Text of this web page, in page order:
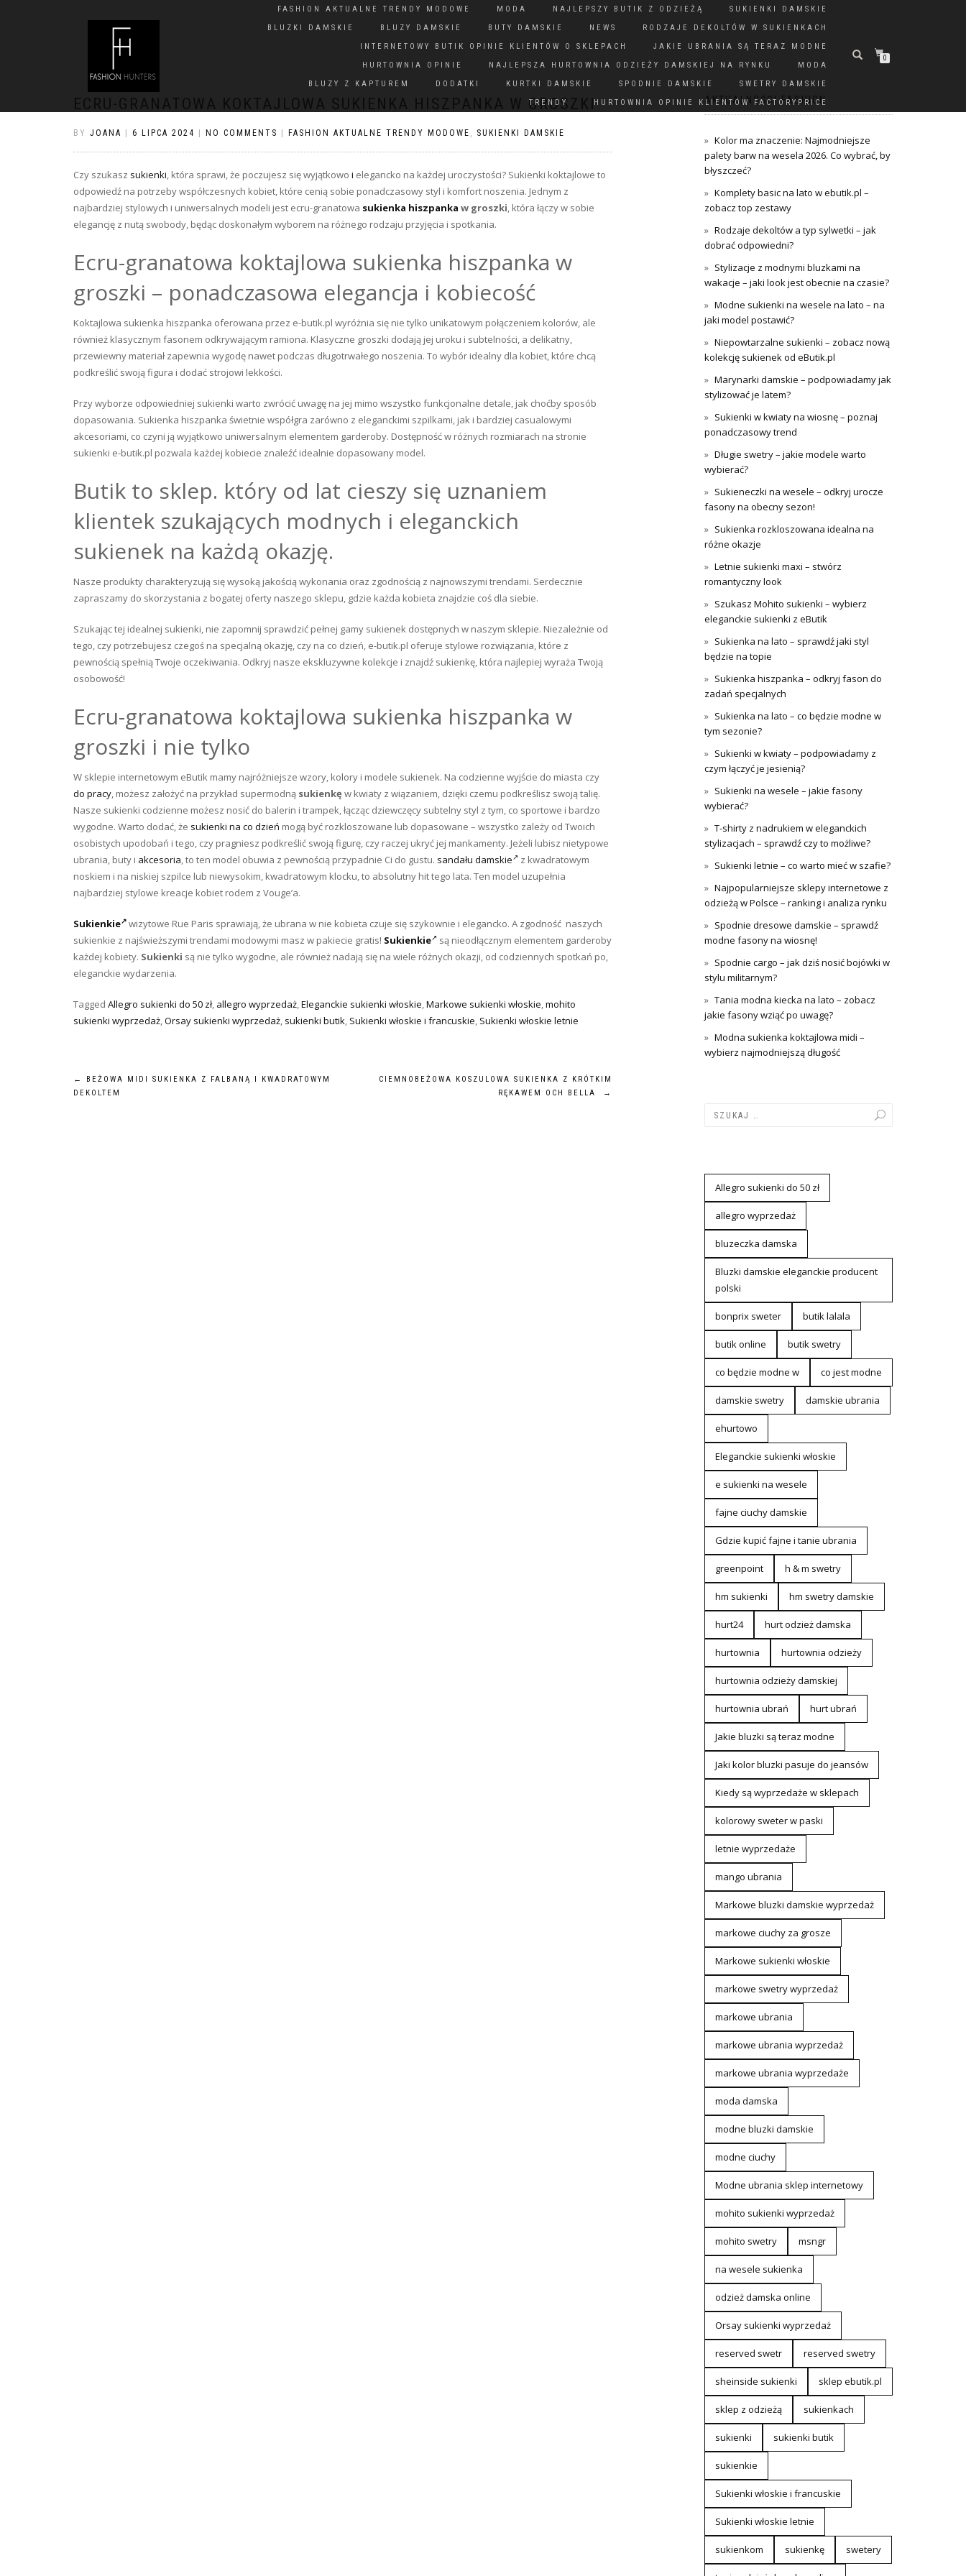
FASHION AKTUALNE TRENDY MODOWE MODA NAJLEPSZY BUTIK Z ODZIEŻĄ
SUKIENKI DAMSKIE
BLUZKI DAMSKIE
BLUZY DAMSKIE BUTY DAMSKIE NEWS
RODZAJE DEKOLTÓW W SUKIENKACH
INTERNETOWY BUTIK OPINIE KLIENTÓW O SKLEPACH
JAKIE UBRANIA SĄ TERAZ MODNE
HURTOWNIA OPINIE
NAJLEPSZA HURTOWNIA ODZIEŻY DAMSKIEJ NA RYNKU
MODA
BLUZY Z KAPTUREM
DODATKI KURTKI DAMSKIE SPODNIE DAMSKIE
SWETRY DAMSKIE
TRENDY
HURTOWNIA OPINIE KLIENTÓW FACTORYPRICE
0
ECRU-GRANATOWA KOKTAJLOWA SUKIENKA HISZPANKA W GROSZKI
BY JOANA 6 LIPCA 2024 NO COMMENTS FASHION AKTUALNE TRENDY MODOWE , SUKIENKI DAMSKIE
Czy szukasz sukienki, która sprawi, że poczujesz się wyjątkowo i elegancko na każdej uroczystości? Sukienki koktajlowe to
odpowiedź na potrzeby współczesnych kobiet, które cenią sobie ponadczasowy styl i komfort noszenia. Jednym z
najbardziej stylowych i uniwersalnych modeli jest ecru-granatowa sukienka hiszpanka w groszki, która łączy w sobie
elegancję z nutą swobody, będąc doskonałym wyborem na różnego rodzaju przyjęcia i spotkania.
Ecru-granatowa koktajlowa sukienka hiszpanka w
groszki – ponadczasowa elegancja i kobiecość
Koktajlowa sukienka hiszpanka oferowana przez e-butik.pl wyróżnia się nie tylko unikatowym połączeniem kolorów, ale
również klasycznym fasonem odkrywającym ramiona. Klasyczne groszki dodają jej uroku i subtelności, a delikatny,
przewiewny materiał zapewnia wygodę nawet podczas długotrwałego noszenia. To wybór idealny dla kobiet, które chcą
podkreślić swoją figura i dodać strojowi lekkości.
Przy wyborze odpowiedniej sukienki warto zwrócić uwagę na jej mimo wszystko funkcjonalne detale, jak choćby sposób
dopasowania. Sukienka hiszpanka świetnie współgra zarówno z eleganckimi szpilkami, jak i bardziej casualowymi
akcesoriami, co czyni ją wyjątkowo uniwersalnym elementem garderoby. Dostępność w różnych rozmiarach na stronie
sukienki e-butik.pl pozwala każdej kobiecie znaleźć idealnie dopasowany model.
Butik to sklep. który od lat cieszy się uznaniem
klientek szukających modnych i eleganckich
sukienek na każdą okazję.
Nasze produkty charakteryzują się wysoką jakością wykonania oraz zgodnością z najnowszymi trendami. Serdecznie
zapraszamy do skorzystania z bogatej oferty naszego sklepu, gdzie każda kobieta znajdzie coś dla siebie.
Szukając tej idealnej sukienki, nie zapomnij sprawdzić pełnej gamy sukienek dostępnych w naszym sklepie. Niezależnie od
tego, czy potrzebujesz czegoś na specjalną okazję, czy na co dzień, e-butik.pl oferuje stylowe rozwiązania, które z
pewnością spełnią Twoje oczekiwania. Odkryj nasze ekskluzywne kolekcje i znajdź sukienkę, która najlepiej wyraża Twoją
osobowość!
Ecru-granatowa koktajlowa sukienka hiszpanka w
groszki i nie tylko
W sklepie internetowym eButik mamy najróżniejsze wzory, kolory i modele sukienek. Na codzienne wyjście do miasta czy
do pracy, możesz założyć na przykład supermodną sukienkę w kwiaty z wiązaniem, dzięki czemu podkreślisz swoją talię.
Nasze sukienki codzienne możesz nosić do balerin i trampek, łącząc dziewczęcy subtelny styl z tym, co sportowe i bardzo
wygodne. Warto dodać, że sukienki na co dzień mogą być rozkloszowane lub dopasowane – wszystko zależy od Twoich
osobistych upodobań i tego, czy pragniesz podkreślić swoją figurę, czy raczej ukryć jej mankamenty. Jeżeli lubisz nietypowe
ubrania, buty i akcesoria, to ten model obuwia z pewnością przypadnie Ci do gustu. sandału damskie
z kwadratowym
noskiem i na niskiej szpilce lub niewysokim, kwadratowym klocku, to absolutny hit tego lata. Ten model uzupełnia
najbardziej stylowe kreacje kobiet rodem z Vouge’a.
Sukienkie
wizytowe Rue Paris sprawiają, że ubrana w nie kobieta czuje się szykownie i elegancko. A zgodność naszych
sukienkie z najświeższymi trendami modowymi masz w pakiecie gratis! Sukienkie
są nieodłącznym elementem garderoby
każdej kobiety. Sukienki są nie tylko wygodne, ale również nadają się na wiele różnych okazji, od codziennych spotkań po,
eleganckie wydarzenia.
Tagged Allegro sukienki do 50 zł, allegro wyprzedaż,Eleganckie sukienki włoskie,Markowe sukienki włoskie,mohito
sukienki wyprzedaż,Orsay sukienki wyprzedaż, sukienki butik, Sukienki włoskie i francuskie, Sukienki włoskie letnie
Nawigacja
←
BEŻOWA MIDI SUKIENKA Z FALBANĄ I KWADRATOWYM
DEKOLTEM
CIEMNOBEŻOWA KOSZULOWA SUKIENKA Z KRÓTKIM
RĘKAWEM OCH BELLA
→
AKTUALNOŚCI FASHION
Kolor ma znaczenie: Najmodniejsze
palety barw na wesela 2026. Co wybrać, by
błyszczeć?
Komplety basic na lato w ebutik.pl –
zobacz top zestawy
Rodzaje dekoltów a typ sylwetki – jak
dobrać odpowiedni?
Stylizacje z modnymi bluzkami na
wakacje – jaki look jest obecnie na czasie?
Modne sukienki na wesele na lato – na
jaki model postawić?
Niepowtarzalne sukienki – zobacz nową
kolekcję sukienek od eButik.pl
Marynarki damskie – podpowiadamy jak
stylizować je latem?
Sukienki w kwiaty na wiosnę – poznaj
ponadczasowy trend
Długie swetry – jakie modele warto
wybierać?
Sukieneczki na wesele – odkryj urocze
fasony na obecny sezon!
Sukienka rozkloszowana idealna na
różne okazje
Letnie sukienki maxi – stwórz
romantyczny look
Szukasz Mohito sukienki – wybierz
eleganckie sukienki z eButik
Sukienka na lato – sprawdź jaki styl
będzie na topie
Sukienka hiszpanka – odkryj fason do
zadań specjalnych
Sukienka na lato – co będzie modne w
tym sezonie?
Sukienki w kwiaty – podpowiadamy z
czym łączyć je jesienią?
Sukienki na wesele – jakie fasony
wybierać?
T-shirty z nadrukiem w eleganckich
stylizacjach – sprawdź czy to możliwe?
Sukienki letnie – co warto mieć w szafie?
Najpopularniejsze sklepy internetowe z
odzieżą w Polsce – ranking i analiza rynku
Spodnie dresowe damskie – sprawdź
modne fasony na wiosnę!
Spodnie cargo – jak dziś nosić bojówki w
stylu militarnym?
Tania modna kiecka na lato – zobacz
jakie fasony wziąć po uwagę?
Modna sukienka koktajlowa midi –
wybierz najmodniejszą długość
Allegro sukienki do 50 zł
allegro wyprzedaż
bluzeczka damska
Bluzki damskie eleganckie producent
polski
bonprix sweter butik lalala
butik online butik swetry
co będzie modne w co jest modne
damskie swetry damskie ubrania
ehurtowo
Eleganckie sukienki włoskie
e sukienki na wesele
fajne ciuchy damskie
Gdzie kupić fajne i tanie ubrania
greenpoint h & m swetry
hm sukienki hm swetry damskie
hurt24 hurt odzież damska
hurtownia hurtownia odzieży
hurtownia odzieży damskiej
hurtownia ubrań hurt ubrań
Jakie bluzki są teraz modne
Jaki kolor bluzki pasuje do jeansów
Kiedy są wyprzedaże w sklepach
kolorowy sweter w paski
letnie wyprzedaże
mango ubrania
Markowe bluzki damskie wyprzedaż
markowe ciuchy za grosze
Markowe sukienki włoskie
markowe swetry wyprzedaż
markowe ubrania
markowe ubrania wyprzedaż
markowe ubrania wyprzedaże
moda damska
modne bluzki damskie
modne ciuchy
Modne ubrania sklep internetowy
mohito sukienki wyprzedaż
mohito swetry msngr
na wesele sukienka
odzież damska online
Orsay sukienki wyprzedaż
reserved swetr reserved swetry
sheinside sukienki sklep ebutik.pl
sklep z odzieżą sukienkach
sukienki sukienki butik
sukienkie
Sukienki włoskie i francuskie
Sukienki włoskie letnie
sukienkom sukienkę swetery